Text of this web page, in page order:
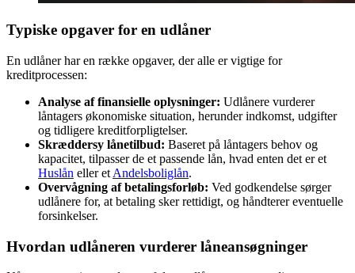
Typiske opgaver for en udlåner
En udlåner har en række opgaver, der alle er vigtige for
kreditprocessen:
Analyse af finansielle oplysninger: Udlånere vurderer
låntagers økonomiske situation, herunder indkomst, udgifter
og tidligere kreditforpligtelser.
Skræddersy lånetilbud: Baseret på låntagers behov og
kapacitet, tilpasser de et passende lån, hvad enten det er et
Huslån eller et Andelsboliglån.
Overvågning af betalingsforløb: Ved godkendelse sørger
udlånere for, at betaling sker rettidigt, og håndterer eventuelle
forsinkelser.
Hvordan udlåneren vurderer låneansøgninger